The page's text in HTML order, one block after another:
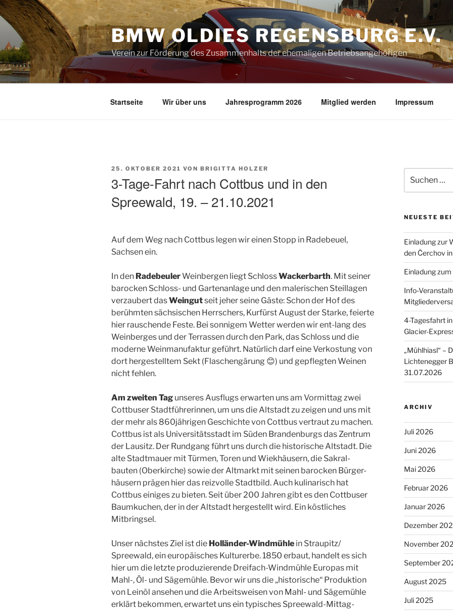
Zum
Inhalt
springen
BMW OLDIES REGENSBURG E.V.
Verein zur Förderung des Zusammenhalts der ehemaligen Betriebsangehörigen
Startseite Wir über uns Jahresprogramm 2026 Mitglied werden Impressum
VERÖFFENTLICHT
25. OKTOBER 2021 VON BRIGITTA HOLZER
3-Tage-Fahrt nach Cottbus und in den
Spreewald, 19. – 21.10.2021
Auf dem Weg nach Cottbus legen wir einen Stopp in Radebeuel,
Sachsen ein.
In den RadebeulerWeinbergen liegt SchlossWackerbarth. Mit seiner
barocken Schloss- und Gartenanlage und den malerischen Steillagen
verzaubert dasWeingutseit jeher seine Gäste: Schon der Hof des
berühmten sächsischen Herrschers, Kurfürst August der Starke, feierte
hier rauschende Feste. Bei sonnigem Wetter werden wir ent-lang des
Weinberges und der Terrassen durch den Park, das Schloss und die
moderne Weinmanufaktur geführt. Natürlich darf eine Verkostung von
dort hergestelltem Sekt (Flaschengärung 😊) und gepflegten Weinen
nicht fehlen.
Am zweiten Tag unseres Ausflugs erwarten uns am Vormittag zwei
Cottbuser Stadtführerinnen, um uns die Altstadt zu zeigen und uns mit
der mehr als 860jährigen Geschichte von Cottbus vertraut zu machen.
Cottbus ist als Universitätsstadt im Süden Brandenburgs das Zentrum
der Lausitz. Der Rundgang führt uns durch die historische Altstadt. Die
alte Stadtmauer mit Türmen, Toren und Wiekhäusern, die Sakral-
bauten (Oberkirche) sowie der Altmarkt mit seinen barocken Bürger-
häusern prägen hier das reizvolle Stadtbild. Auch kulinarisch hat
Cottbus einiges zu bieten. Seit über 200 Jahren gibt es den Cottbuser
Baumkuchen, der in der Altstadt hergestellt wird. Ein köstliches
Mitbringsel.
Unser nächstes Ziel ist die Holländer-Windmühle in Straupitz/
Spreewald, ein europäisches Kulturerbe. 1850 erbaut, handelt es sich
hier um die letzte produzierende Dreifach-Windmühle Europas mit
Mahl-, Öl- und Sägemühle. Bevor wir uns die „historische“ Produktion
von Leinöl ansehen und die Arbeitsweisen von Mahl- und Sägemühle
erklärt bekommen, erwartet uns ein typisches Spreewald-Mittag-
nach:
NEUESTE
Einladung zur
den Čerchov
Einladung
Info-
4-Tagesfahrt
Glacier-
„Mühlhiasl“ –
Lichtenegger
31.07.2026
ARCHIV
Juli 2026
Juni 2026
Mai 2026
Februar 2026
Januar 2026
Dezember
November
September
August 2025
Juli 2025